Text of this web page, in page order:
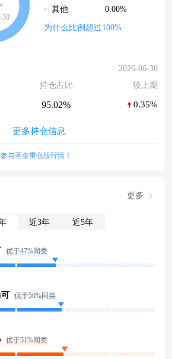
30
其他
0.00%
为什么比例超过100%
2026-06-30
持仓占比 较上期
95.02% 0.35%
更多持仓信息
与基金重仓股行情！
更多
近3年 近5年
优于47%同类
优于50%同类
优于51%同类